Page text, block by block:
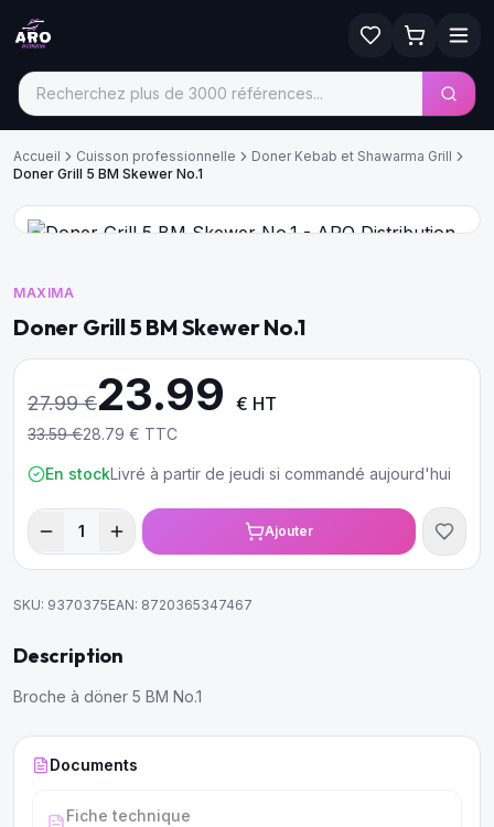
Accueil Cuisson professionnelle
Doner Kebab et Shawarma Grill
Doner Grill 5 BM Skewer No.1
MAXIMA
Doner Grill 5 BM Skewer No.1
27.99€23.99 € HT
33.59€28.79 € TTC
En stockLivré à partir de jeudi si commandé aujourd'hui
1 Ajouter
SKU: 9370375EAN: 8720365347467
Description
Broche à döner 5 BM No.1
Documents
Fiche technique